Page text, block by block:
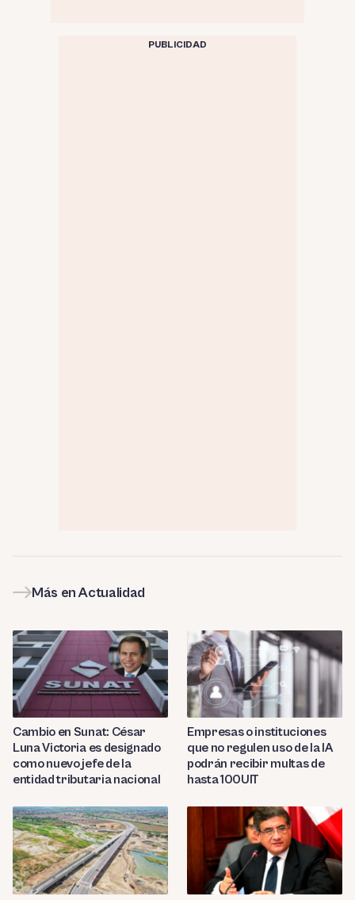
PUBLICIDAD
Más en Actualidad
Cambio en Sunat: César
Luna Victoria es designado
como nuevo jefe de la
entidad tributaria nacional
Empresas o instituciones
que no regulen uso de la IA
podrán recibir multas de
hasta 100UIT